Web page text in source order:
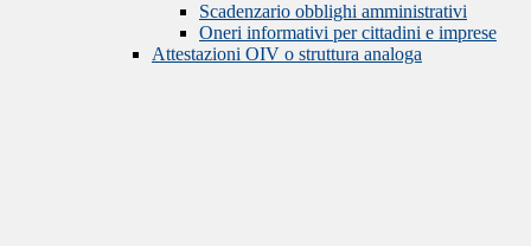
Scadenzario obblighi amministrativi
Oneri informativi per cittadini e imprese
Attestazioni OIV o struttura analoga